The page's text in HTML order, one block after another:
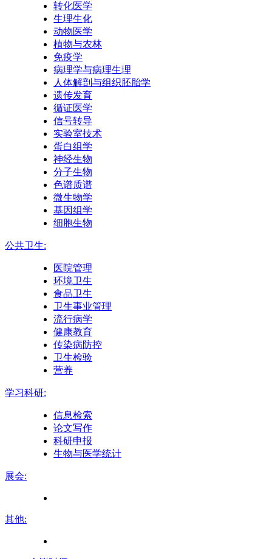
转化医学
生理生化
动物医学
植物与农林
免疫学
病理学与病理生理
人体解剖与组织胚胎学
遗传发育
循证医学
信号转导
实验室技术
蛋白组学
神经生物
分子生物
色谱质谱
微生物学
基因组学
细胞生物
公共卫生:
医院管理
环境卫生
食品卫生
卫生事业管理
流行病学
健康教育
传染病防控
卫生检验
营养
学习科研:
信息检索
论文写作
科研申报
生物与医学统计
展会:
其他: